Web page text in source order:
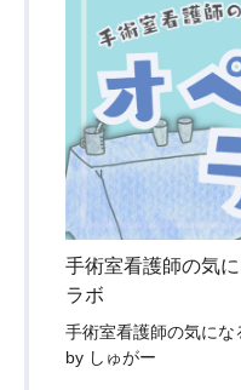
手術室看護師の気
ラボ
手術室看護師の気に
by しゅがー